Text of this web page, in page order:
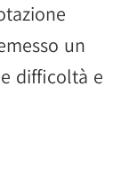
un
difficoltà e